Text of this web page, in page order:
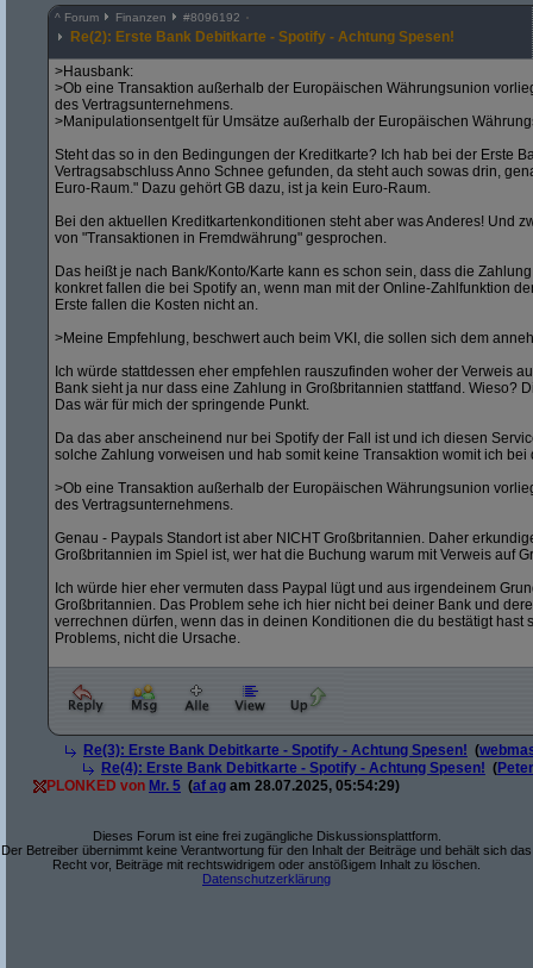
^ Forum Finanzen #8096192
Re(2): Erste Bank Debitkarte - Spotify - Achtung Spesen!
>Hausbank:
>Ob eine Transaktion außerhalb der Europäischen Währungsunion
des Vertragsunternehmens.
>Manipulationsentgelt für Umsätze außerhalb der Europäischen
Steht das so in den Bedingungen der Kreditkarte? Ich hab bei der Erste
Vertragsabschluss Anno Schnee gefunden, da steht auch sowas drin,
Euro-Raum." Dazu gehört GB dazu, ist ja kein Euro-Raum.
Bei den aktuellen Kreditkartenkonditionen steht aber was Anderes! Und
von "Transaktionen in Fremdwährung" gesprochen.
Das heißt je nach Bank/Konto/Karte kann es schon sein, dass die
konkret fallen die bei Spotify an, wenn man mit der Online-Zahlfunktion
Erste fallen die Kosten nicht an.
>Meine Empfehlung, beschwert auch beim VKI, die sollen sich dem
Ich würde stattdessen eher empfehlen rauszufinden woher der Verweis
Bank sieht ja nur dass eine Zahlung in Großbritannien stattfand. Wieso?
Das wär für mich der springende Punkt.
Da das aber anscheinend nur bei Spotify der Fall ist und ich diesen
solche Zahlung vorweisen und hab somit keine Transaktion womit ich
>Ob eine Transaktion außerhalb der Europäischen Währungsunion
des Vertragsunternehmens.
Genau - Paypals Standort ist aber NICHT Großbritannien. Daher
Großbritannien im Spiel ist, wer hat die Buchung warum mit Verweis auf
Ich würde hier eher vermuten dass Paypal lügt und aus irgendeinem
Großbritannien. Das Problem sehe ich hier nicht bei deiner Bank und
verrechnen dürfen, wenn das in deinen Konditionen die du bestätigt hast
Problems, nicht die Ursache.
Re(3): Erste Bank Debitkarte - Spotify - Achtung Spesen! (
Re(4): Erste Bank Debitkarte - Spotify - Achtung Spesen! (
PLONKED von Mr. 5 (af ag am 28.07.2025, 05:54:29)
Dieses Forum ist eine frei zugängliche Diskussionsplattform.
Der Betreiber übernimmt keine Verantwortung für den Inhalt der Beiträge und behält sich das
Recht vor, Beiträge mit rechtswidrigem oder anstößigem Inhalt zu löschen.
Datenschutzerklärung